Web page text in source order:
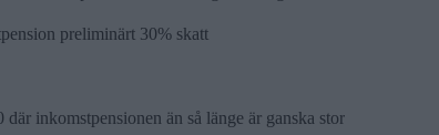
preliminärt 30% skatt
inkomstpensionen än så länge är ganska stor